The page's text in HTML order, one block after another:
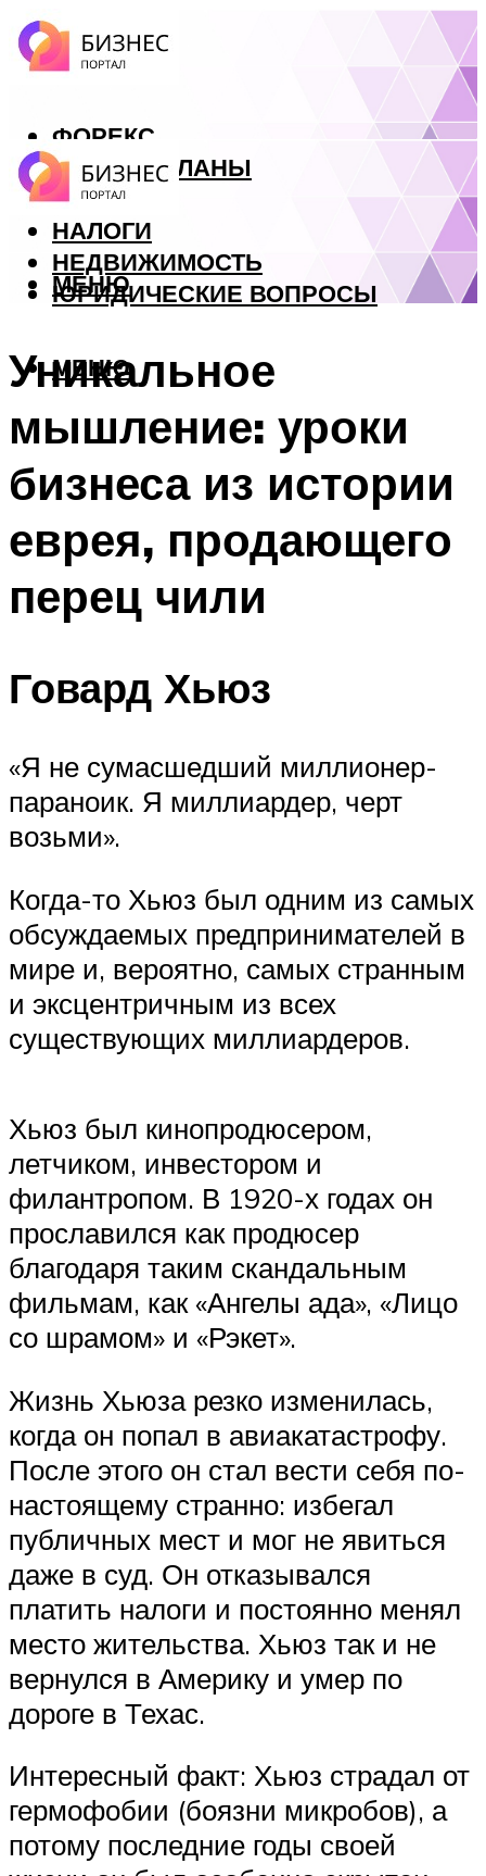
ФОРЕКС
БИЗНЕС ПЛАНЫ
КРЕДИТЫ
НАЛОГИ
НЕДВИЖИМОСТЬ
ЮРИДИЧЕСКИЕ ВОПРОСЫ
МЕНЮ
МЕНЮ
Уникальное
мышление: уроки
бизнеса из истории
еврея, продающего
перец чили
Говард Хьюз
«Я не сумасшедший миллионер-
параноик. Я миллиардер, черт
возьми».
Когда-то Хьюз был одним из самых
обсуждаемых предпринимателей в
мире и, вероятно, самых странным
и эксцентричным из всех
существующих миллиардеров.
Хьюз был кинопродюсером,
летчиком, инвестором и
филантропом. В 1920-х годах он
прославился как продюсер
благодаря таким скандальным
фильмам, как «Ангелы ада», «​Лицо
со шрамом» и «Рэкет».
Жизнь Хьюза резко изменилась,
когда он попал в авиакатастрофу.
После этого он стал вести себя по-
настоящему странно: избегал
публичных мест и мог не явиться
даже в суд. Он отказывался
платить налоги и постоянно менял
место жительства. Хьюз так и не
вернулся в Америку и умер по
дороге в Техас.
Интересный факт: Хьюз страдал от
гермофобии (боязни микробов), а
потому последние годы своей